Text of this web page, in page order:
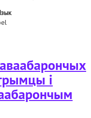
арганізацый у сувязі з
фарміраваннем
і